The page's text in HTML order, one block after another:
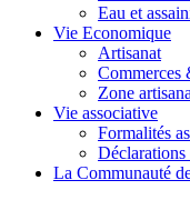
Eau et
Vie Economique
Artisanat
Commerces
Zone
Vie associative
Formalités
Déclarations
La Communauté